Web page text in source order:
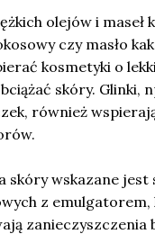
olejów i maseł
czy masło
kosmetyki o
skóry. Glinki,
również
skóry wskazane jest
z
zanieczyszczenia